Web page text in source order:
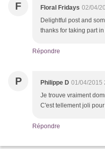
F Floral Fridays 02/04/
Delightful post and
thanks for taking part
Répondre
P Philippe D 01/04/2015
Je trouve vraiment
C'est tellement joli
Répondre